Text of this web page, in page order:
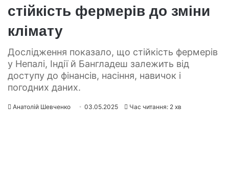
стійкість фермерів до зміни
клімату
Дослідження показало, що стійкість фермерів
у Непалі, Індії й Бангладеш залежить від
доступу до фінансів, насіння, навичок і
погодних даних.
Анатолій Шевченко 03.05.2025 Час читання: 2 хв